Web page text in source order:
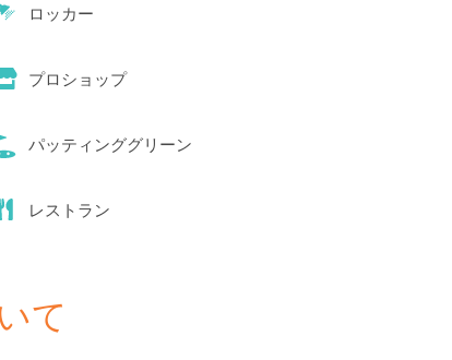
ロッカー
プロショップ
パッティンググリーン
レストラン
て